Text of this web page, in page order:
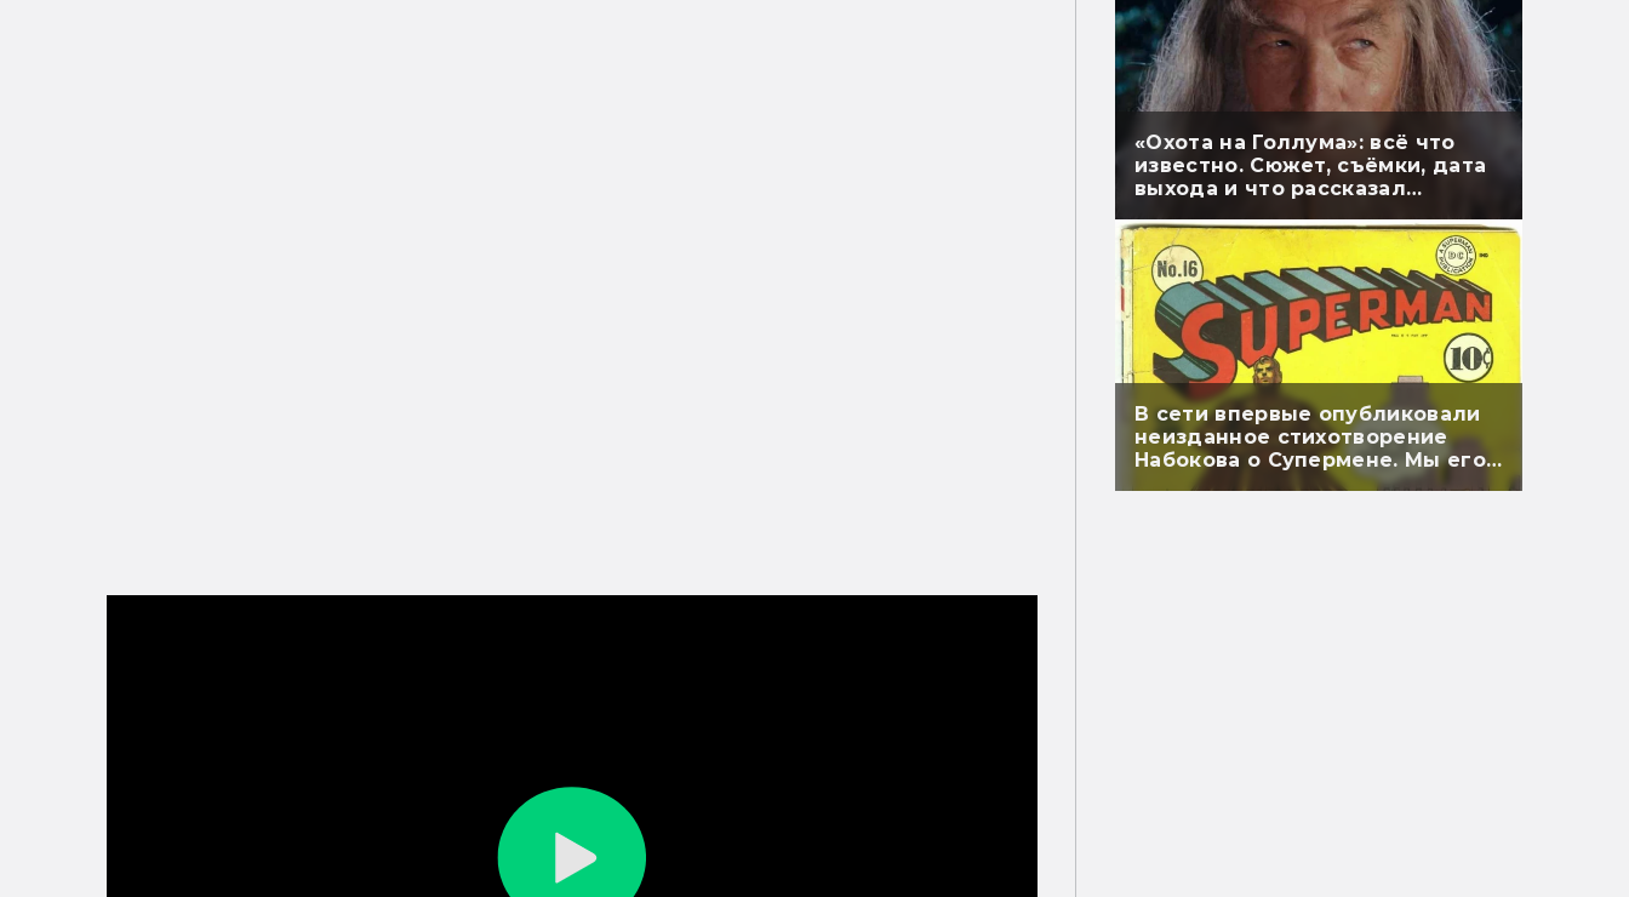
«Охота на Голлума»: всё что
известно. Сюжет, съёмки, дата
выхода и что рассказал
В сети впервые опубликовали
неизданное стихотворение
Набокова о Супермене. Мы его
перевели